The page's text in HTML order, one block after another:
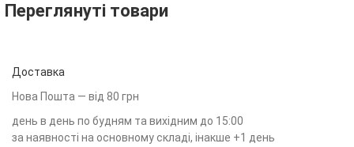
Переглянуті товари
Доставка
Нова Пошта — від 80 грн
день в день по будням та вихідним до 15:00
за наявності на основному складі, інакше +1 день